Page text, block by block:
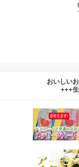
おいしい
+++